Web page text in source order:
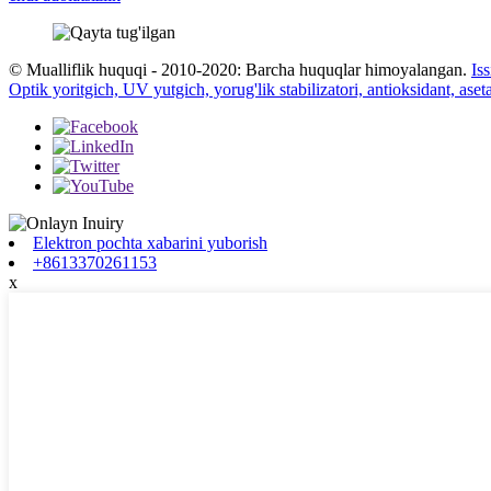
© Mualliflik huquqi - 2010-2020: Barcha huquqlar himoyalangan.
Optik yoritgich, UV yutgich, yorug'lik stabilizatori, antioksidant,
Elektron pochta xabarini yuborish
+8613370261153
x